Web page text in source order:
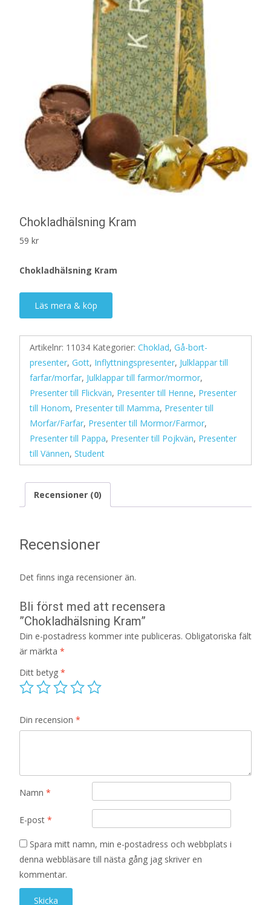
Chokladhälsning Kram
59 kr
Chokladhälsning Kram
Läs mera & köp
Artikelnr: 11034 Kategorier: Choklad, Gå-bort-
presenter, Gott, Inflyttningspresenter, Julklappar till
farfar/morfar, Julklappar till farmor/mormor,
Presenter till Flickvän, Presenter till Henne, Presenter
till Honom, Presenter till Mamma, Presenter till
Morfar/Farfar, Presenter till Mormor/Farmor,
Presenter till Pappa, Presenter till Pojkvän, Presenter
till Vännen, Student
Recensioner (0)
Recensioner
Det finns inga recensioner än.
Bli först med att recensera
”Chokladhälsning Kram”
Din e-postadress kommer inte publiceras. Obligatoriska fält
är märkta *
Ditt betyg *
Din recension *
Namn *
E-post *
Spara mitt namn, min e-postadress och webbplats i
denna webbläsare till nästa gång jag skriver en
kommentar.